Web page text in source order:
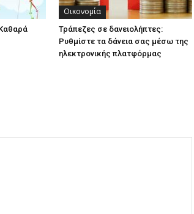
Οικονομία
Τράπεζες σε δανειολήπτες:
Ρυθμίστε τα δάνεια σας μέσω της
ηλεκτρονικής πλατφόρμας